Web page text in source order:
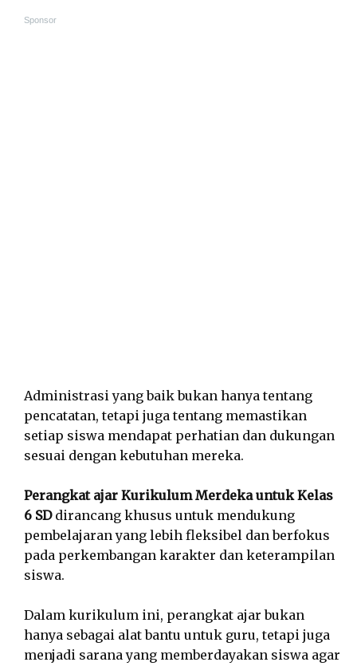
Sponsor
Administrasi yang baik bukan hanya tentang
pencatatan, tetapi juga tentang memastikan
setiap siswa mendapat perhatian dan dukungan
sesuai dengan kebutuhan mereka.
Perangkat ajar Kurikulum Merdeka untuk Kelas
6 SDdirancang khusus untuk mendukung
pembelajaran yang lebih fleksibel dan berfokus
pada perkembangan karakter dan keterampilan
siswa.
Dalam kurikulum ini, perangkat ajar bukan
hanya sebagai alat bantu untuk guru, tetapi juga
menjadi sarana yang memberdayakan siswa agar